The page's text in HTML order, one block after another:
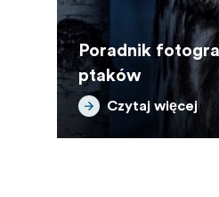
Poradnik
ptaków
Czytaj więcej